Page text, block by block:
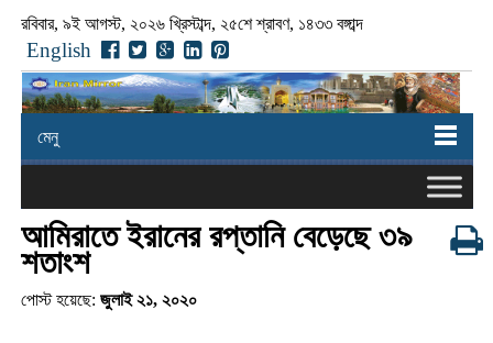
রবিবার, ৯ই আগস্ট, ২০২৬ খ্রিস্টাব্দ, ২৫শে শ্রাবণ, ১৪৩৩ বঙ্গাব্দ
English
মেনু
আমিরাতে ইরানের রপ্তানি বেড়েছে ৩৯
শতাংশ
পোস্ট হয়েছে: জুলাই ২১, ২০২০